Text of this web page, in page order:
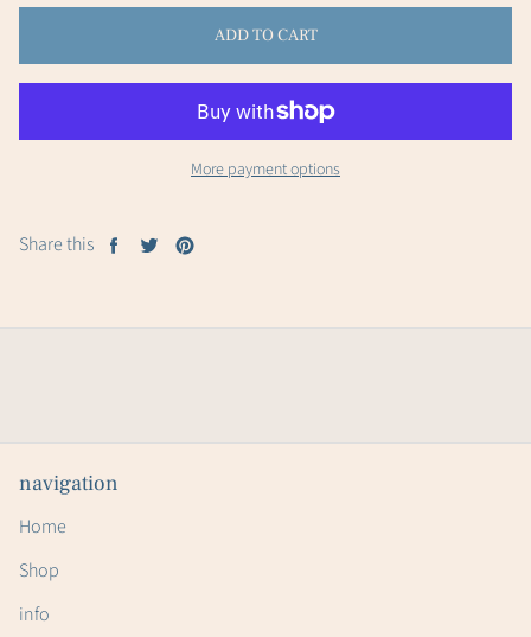
ADD TO CART
More payment options
Share this
Share Tweet
navigation
Home
Shop
info